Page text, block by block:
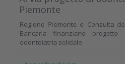
Piemonte
Regione Piemonte e Consulta
Bancaria finanziano progetto
odontoiatria solidale